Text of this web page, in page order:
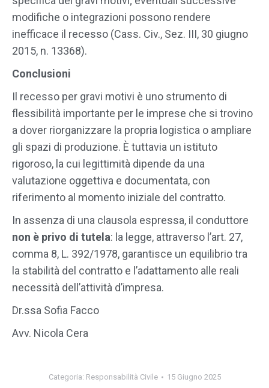
modifiche o integrazioni possono rendere
inefficace il recesso (Cass. Civ., Sez. III, 30 giugno
2015, n. 13368).
Conclusioni
Il recesso per gravi motivi è uno strumento di
flessibilità importante per le imprese che si trovino
a dover riorganizzare la propria logistica o ampliare
gli spazi di produzione. È tuttavia un istituto
rigoroso, la cui legittimità dipende da una
valutazione oggettiva e documentata, con
riferimento al momento iniziale del contratto.
In assenza di una clausola espressa, il conduttore
non è privo di tutela: la legge, attraverso l’art. 27,
comma 8, L. 392/1978, garantisce un equilibrio tra
la stabilità del contratto e l’adattamento alle reali
necessità dell’attività d’impresa.
Dr.ssa Sofia Facco
Avv. Nicola Cera
Categoria: Responsabilità Civile 15 Giugno 2025